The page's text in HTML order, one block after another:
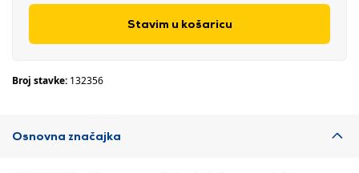
Stavim u košaricu
Broj stavke: 132356
Osnovna značajka